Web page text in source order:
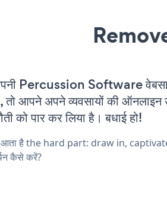
Percussion Software
आपने अपने व्यवसायों की ऑनलाइन
को पार कर लिया है। बधाई हो!
आता है the hard part: draw in,
कैसे करें?